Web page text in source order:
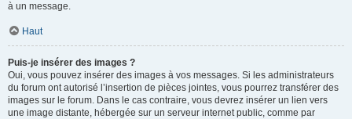
à un message.
Haut
Puis-je insérer des images ?
Oui, vous pouvez insérer des images à vos messages. Si les administrateurs
du forum ont autorisé l’insertion de pièces jointes, vous pourrez transférer des
images sur le forum. Dans le cas contraire, vous devrez insérer un lien vers
une image distante, hébergée sur un serveur internet public, comme par